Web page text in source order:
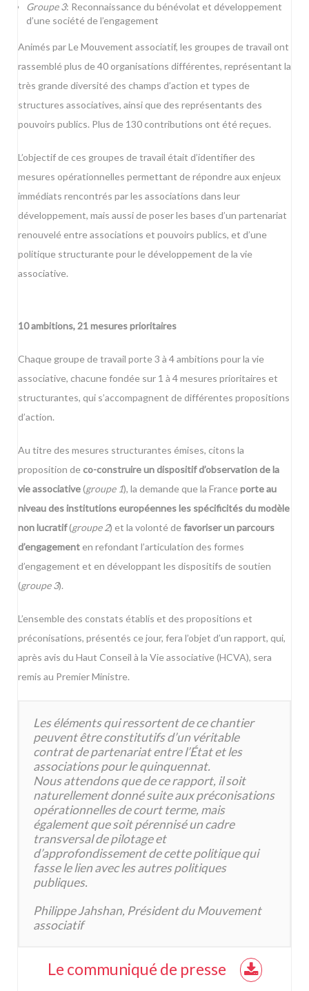
Groupe 3: Reconnaissance du bénévolat et développement
d’une société de l’engagement
Animés par Le Mouvement associatif, les groupes de travail ont
rassemblé plus de 40 organisations différentes, représentant la
très grande diversité des champs d’action et types de
structures associatives, ainsi que des représentants des
pouvoirs publics. Plus de 130 contributions ont été reçues.
L’objectif de ces groupes de travail était d’identifier des
mesures opérationnelles permettant de répondre aux enjeux
immédiats rencontrés par les associations dans leur
développement, mais aussi de poser les bases d’un partenariat
renouvelé entre associations et pouvoirs publics, et d’une
politique structurante pour le développement de la vie
associative.
10 ambitions, 21 mesures prioritaires
Chaque groupe de travail porte 3 à 4 ambitions pour la vie
associative, chacune fondée sur 1 à 4 mesures prioritaires et
structurantes, qui s’accompagnent de différentes propositions
d’action.
Au titre des mesures structurantes émises, citons la
proposition de co-construire un dispositif d’observation de la
vie associative(groupe 1), la demande que la Franceporte au
niveau des institutions européennes les spécificités du modèle
non lucratif(groupe 2) et la volonté defavoriser un parcours
d’engagement en refondant l’articulation des formes
d’engagement et en développant les dispositifs de soutien
(groupe 3).
L’ensemble des constats établis et des propositions et
préconisations, présentés ce jour, fera l’objet d’un rapport, qui,
après avis du Haut Conseil à la Vie associative (HCVA), sera
remis au Premier Ministre.
Les éléments qui ressortent de ce chantier
peuvent être constitutifs d’un véritable
contrat de partenariat entre l’État et les
associations pour le quinquennat.
Nous attendons que de ce rapport, il soit
naturellement donné suite aux préconisations
opérationnelles de court terme, mais
également que soit pérennisé un cadre
transversal de pilotage et
d’approfondissement de cette politique qui
fasse le lien avec les autres politiques
publiques.
Philippe Jahshan, Président du Mouvement
associatif
Le communiqué de presse